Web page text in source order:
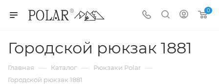
0
Городской рюкзак 1881
Главная — Каталог — Рюкзаки Polar —
Городской рюкзак 1881